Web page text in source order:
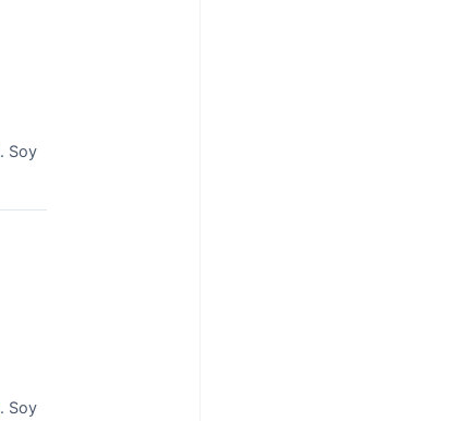
. Soy
. Soy